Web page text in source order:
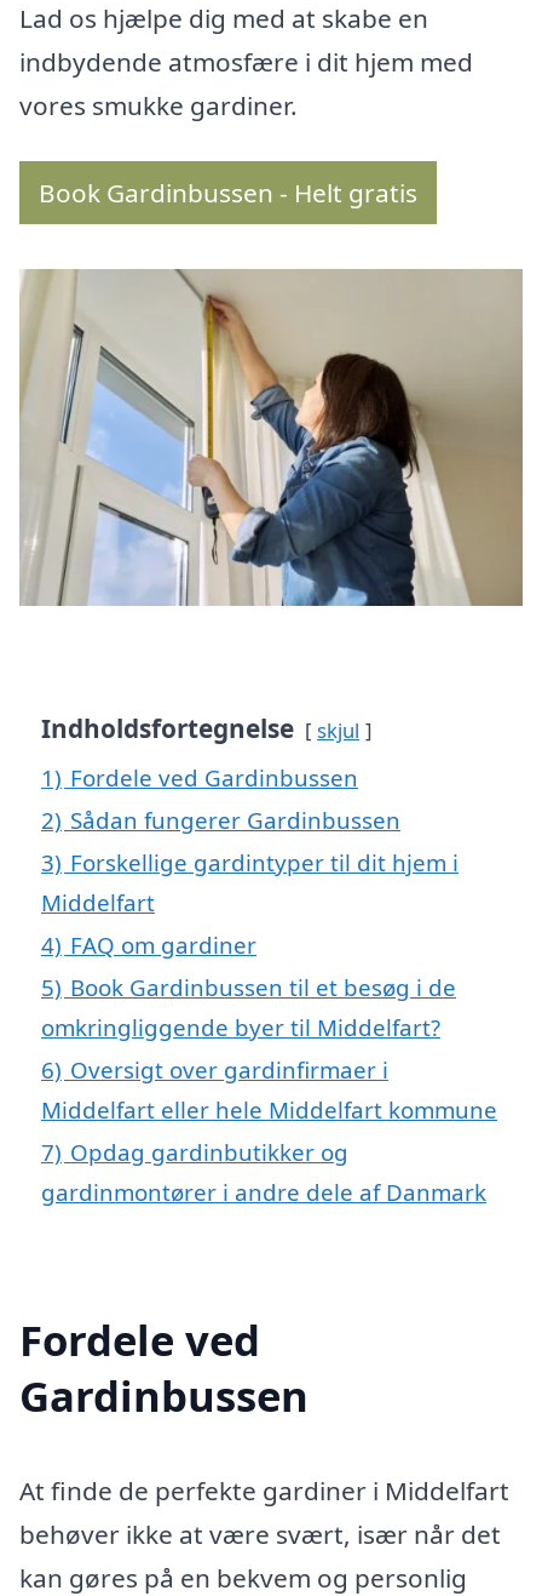
Lad os hjælpe dig med at skabe en
indbydende atmosfære i dit hjem med
vores smukke gardiner.
Book Gardinbussen - Helt gratis
Indholdsfortegnelse skjul
1) Fordele ved Gardinbussen
2) Sådan fungerer Gardinbussen
3) Forskellige gardintyper til dit hjem i
Middelfart
4) FAQ om gardiner
5) Book Gardinbussen til et besøg i de
omkringliggende byer til Middelfart?
6) Oversigt over gardinfirmaer i
Middelfart eller hele Middelfart kommune
7) Opdag gardinbutikker og
gardinmontører i andre dele af Danmark
Fordele ved
Gardinbussen
At finde de perfekte gardiner i Middelfart
behøver ikke at være svært, især når det
kan gøres på en bekvem og personlig